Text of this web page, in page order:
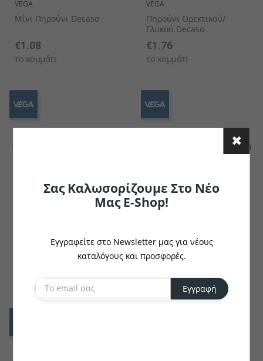
VEGA
Μίνι Πηρούνι Decaso
€1.08
το κομμάτι
VEGA
Πηρούνι Ορεκτικού/
Γλυκού Decaso
€1.76
το κομμάτι
Μαχαίρι Ψαριού Decaso
το κομμάτι
Μαχαίρι Pizza/Steak
Decaso
€2.71
το κομμάτι
Σας Καλωσορίζουμε Στο Νέο
Μας E-Shop!
Εγγραφείτε στο Newsletter μας για νέους
καταλόγους και προσφορές.
Εγγραφή